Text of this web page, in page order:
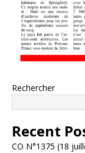
Rechercher
Recent
CO N°1375 (18